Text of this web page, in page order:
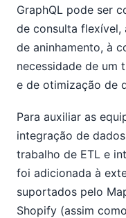
GraphQL pode ser
de consulta flexível,
de aninhamento, à
necessidade de um
e de otimização de
Para auxiliar as
integração de
trabalho de ETL e
foi adicionada à
suportados pelo
Shopify (assim